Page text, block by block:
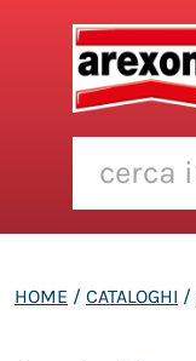
HOME / CATALOGHI /